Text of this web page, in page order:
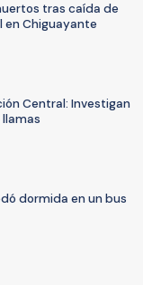
tras caída de
en Chiguayante
Central: Investigan
llamas
dormida en un bus